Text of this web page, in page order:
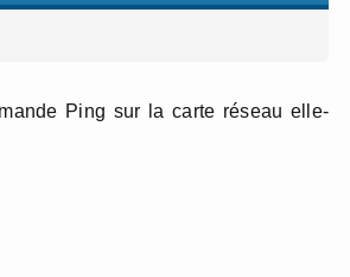
Ping sur la carte réseau elle-